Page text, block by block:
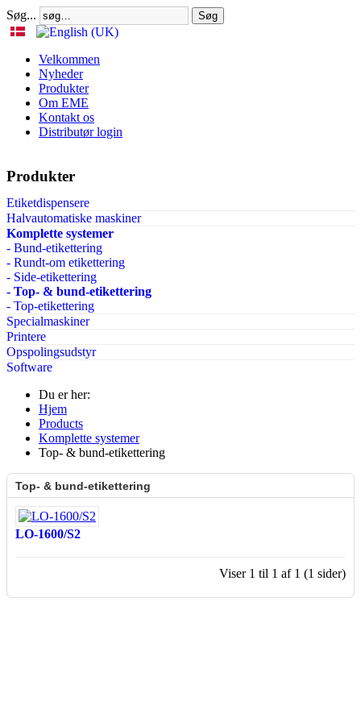
Søg... Søg
Velkommen
Nyheder
Produkter
Om EME
Kontakt os
Distributør login
Produkter
Etiketdispensere
Halvautomatiske maskiner
Komplette systemer
- Bund-etikettering
- Rundt-om etikettering
- Side-etikettering
- Top- & bund-etikettering
- Top-etikettering
Specialmaskiner
Printere
Opspolingsudstyr
Software
Du er her:
Hjem
Products
Komplette systemer
Top- & bund-etikettering
Top- & bund-etikettering
LO-1600/S2
Viser 1 til 1 af 1 (1 sider)